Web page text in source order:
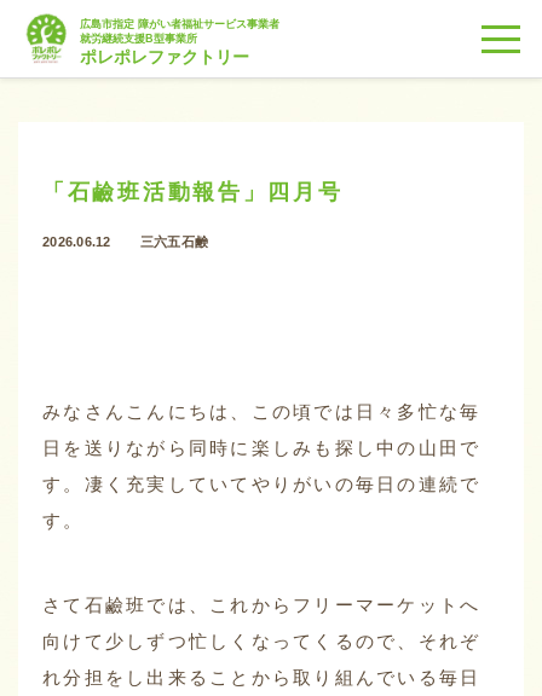
広島市指定 障がい者福祉サービス事業者
就労継続支援B型事業所
ポレポレファクトリー
「石鹼班活動報告」四月号
2026.06.12 三六五石鹸
みなさんこんにちは、この頃では日々多忙な毎
日を送りながら同時に楽しみも探し中の山田で
す。凄く充実していてやりがいの毎日の連続で
す。
さて石鹼班では、これからフリーマーケットへ
向けて少しずつ忙しくなってくるので、それぞ
れ分担をし出来ることから取り組んでいる毎日